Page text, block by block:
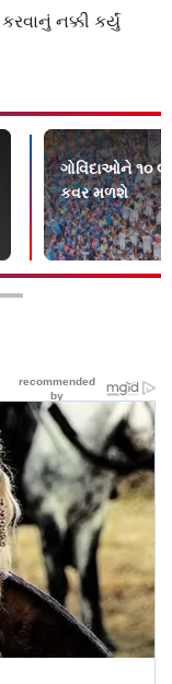
નક્કી કર્યું
ગોવિંદાઓને ૧૦
કવર મળશે